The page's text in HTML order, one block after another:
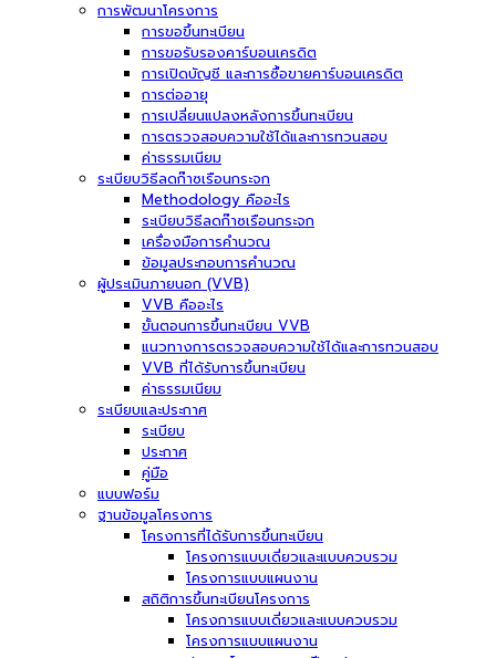
การพัฒนาโครงการ
การขอขึ้นทะเบียน
การขอรับรองคาร์บอนเครดิต
การเปิดบัญชี และการซื้อขายคาร์บอนเครดิต
การต่ออายุ
การเปลี่ยนแปลงหลังการขึ้นทะเบียน
การตรวจสอบความใช้ได้และการทวนสอบ
ค่าธรรมเนียม
ระเบียบวิธีลดก๊าซเรือนกระจก
Methodology คืออะไร
ระเบียบวิธีลดก๊าซเรือนกระจก
เครื่องมือการคำนวณ
ข้อมูลประกอบการคำนวณ
ผู้ประเมินภายนอก (VVB)
VVB คืออะไร
ขั้นตอนการขึ้นทะเบียน VVB
แนวทางการตรวจสอบความใช้ได้และการทวนสอบ
VVB ที่ได้รับการขึ้นทะเบียน
ค่าธรรมเนียม
ระเบียบและประกาศ
ระเบียบ
ประกาศ
คู่มือ
แบบฟอร์ม
ฐานข้อมูลโครงการ
โครงการที่ได้รับการขึ้นทะเบียน
โครงการแบบเดี่ยวและแบบควบรวม
โครงการแบบแผนงาน
สถิติการขึ้นทะเบียนโครงการ
โครงการแบบเดี่ยวและแบบควบรวม
โครงการแบบแผนงาน